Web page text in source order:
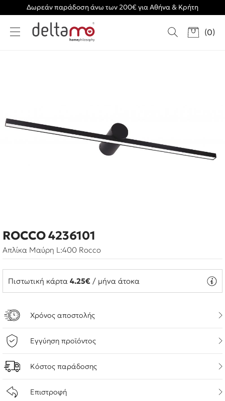
Δωρεάν παράδοση άνω των 200€ για Αθήνα & Κρήτη
(0)
ROCCO 4236101
Απλίκα Μαύρη L:400 Rocco
Πιστωτική κάρτα 4.25€ / μήνα άτοκα
Χρόνος αποστολής
Εγγύηση προϊόντος
Κόστος παράδοσης
Επιστροφή